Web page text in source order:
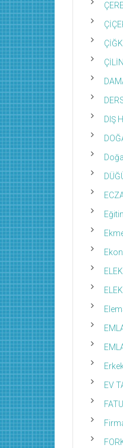
DIŞ
EV